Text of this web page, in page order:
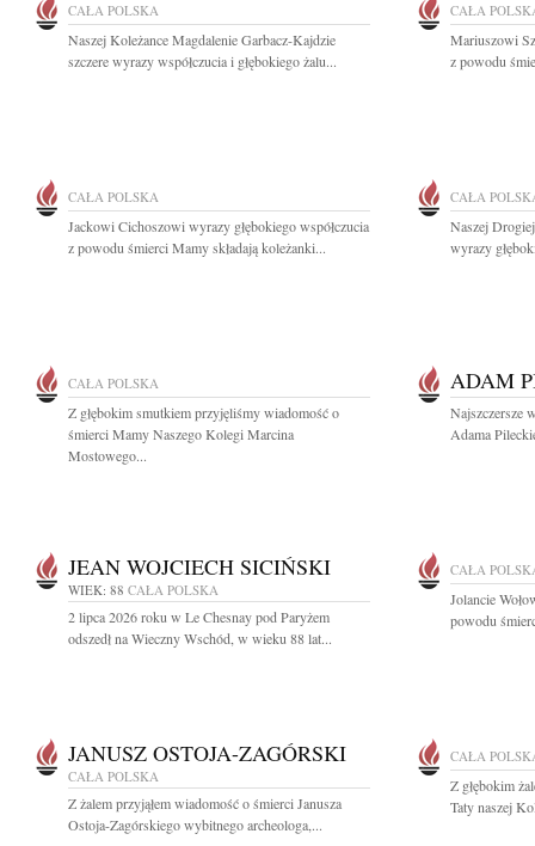
CAŁA POLSKA
Naszej Koleżance Magdalenie Garbacz-Kajdzie
szczere wyrazy współczucia i głębokiego żalu...
CAŁA
Mariuszowi
z powodu
CAŁA POLSKA
Jackowi Cichoszowi wyrazy głębokiego współczucia
z powodu śmierci Mamy składają koleżanki...
CAŁA
Naszej
wyrazy
CAŁA POLSKA
Z głębokim smutkiem przyjęliśmy wiadomość o
śmierci Mamy Naszego Kolegi Marcina
Mostowego...
ADAM
Najszczersze
Adama
JEAN WOJCIECH SICIŃSKI
WIEK: 88 CAŁA POLSKA
2 lipca 2026 roku w Le Chesnay pod Paryżem
odszedł na Wieczny Wschód, w wieku 88 lat...
CAŁA
Jolancie
powodu
JANUSZ OSTOJA-ZAGÓRSKI
CAŁA POLSKA
Z żalem przyjąłem wiadomość o śmierci Janusza
Ostoja-Zagórskiego wybitnego archeologa,...
CAŁA
Z głębokim
Taty naszej